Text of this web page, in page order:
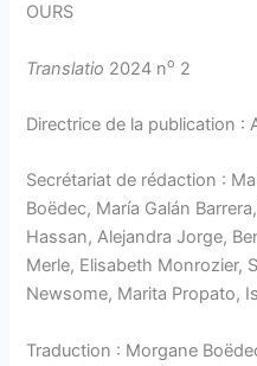
OURS
Translatio 2024 no 2
Directrice de la publication :
Secrétariat de rédaction :
Boëdec, María Galán
Hassan, Alejandra Jorge,
Merle, Elisabeth Monrozier,
Newsome, Marita Propato,
Traduction : Morgane